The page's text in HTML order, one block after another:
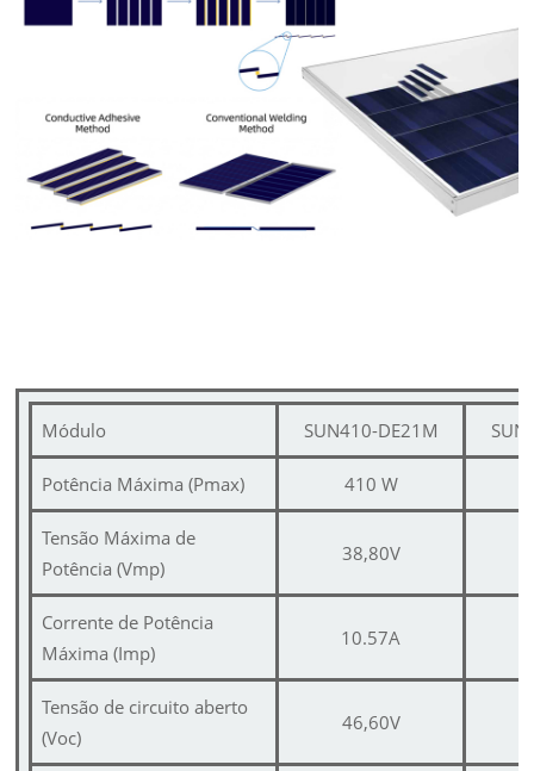
Módulo SUN410-DE21M
Potência Máxima (Pmax) 410 W
Tensão Máxima de
Potência (Vmp)
38,80V
Corrente de Potência
Máxima (Imp)
10.57A
Tensão de circuito aberto
(Voc)
46,60V